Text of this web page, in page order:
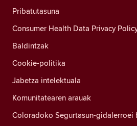
Pribatutasuna
Consumer Health Data Privacy
Baldintzak
Cookie-politika
Jabetza intelektuala
Komunitatearen arauak
Coloradoko Segurtasun-gidalerroei